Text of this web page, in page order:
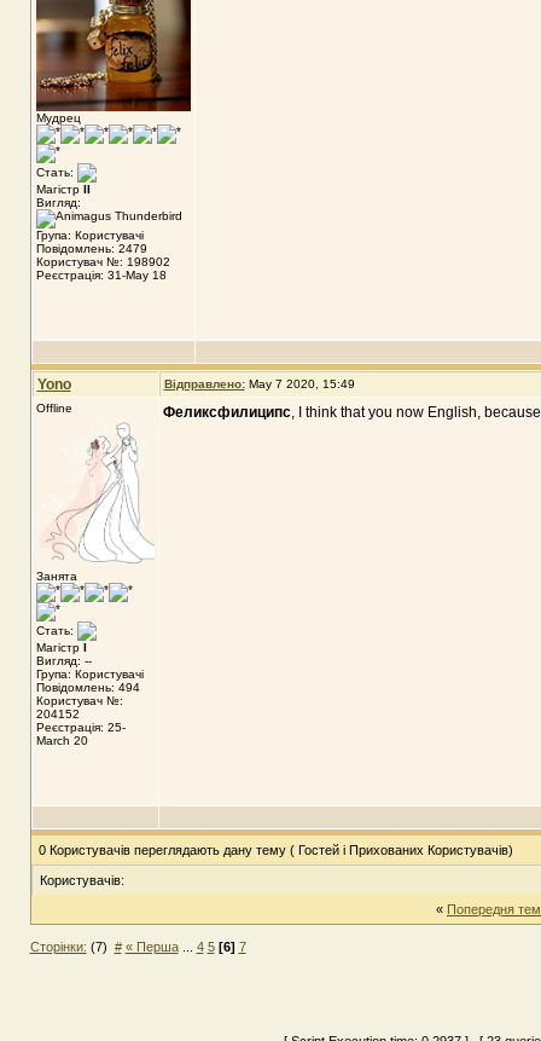
Мудрец
Стать:
Магістр II
Вигляд:
Група: Користувачі
Повідомлень: 2479
Користувач №: 198902
Реєстрація: 31-May 18
Yono Відправлено: May 7 2020, 15:49
Offline
Занята
Стать:
Магістр I
Вигляд: --
Група: Користувачі
Повідомлень: 494
Користувач №:
204152
Реєстрація: 25-
March 20
Феликсфилиципс, I think that you now English,
0 Користувачів переглядають дану тему ( Гостей і Прихованих Користувачів)
Користувачів:
« Попередня
Сторінки: (7) # « Перша... 4 5 [6] 7